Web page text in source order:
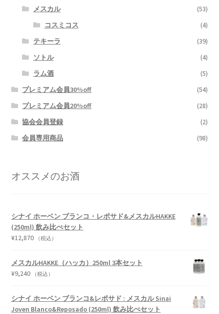
メスカル
(53)
コスミコス
(4)
テキーラ
(39)
ソトル
(4)
ラム酒
(5)
プレミアム会員30%off
(54)
プレミアム会員20%off
(28)
協会会員登録
(2)
会員専用商品
(98)
オススメのお酒
シナイ ホーベン ブランコ・レポサド&メスカルHAKKE
(250ml) 飲み比べセット
¥12,870 （税込）
メスカルHAKKE（ハッカ）250ml 3本セット
¥9,240 （税込）
シナイ ホーベン ブランコ&レポサド : メスカル Sinai
Joven Blanco&Reposado (250ml) 飲み比べセット